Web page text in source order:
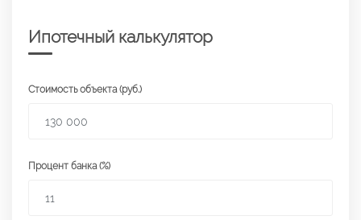
Ипотечный калькулятор
Стоимость объекта (руб.)
Процент банка (%)